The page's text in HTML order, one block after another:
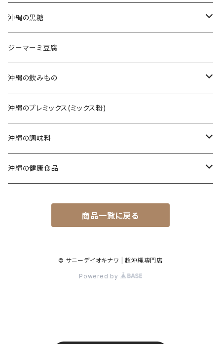
ラフテー(三枚肉)
軟骨ソーキ
てびち(豚足)
じゅーしぃ(沖縄の炊き込みご飯)
タコライス
コンビーフ
ミックスセット
生麺・乾麺
沖縄そばだし
三枚肉そば(ラフテー)
ソーキそば
てびちそば
ミックスそば
沖縄の黒糖
純黒糖
黒糖ナッツ
黒糖菓子
黒糖(その他)
ジーマーミ豆腐
沖縄の飲みもの
さんぴん茶
シークヮーサー
ウコン茶
沖縄のプレミックス(ミックス粉)
沖縄の調味料
唐辛子
沖縄の健康食品
春ウコン + 紫ウコン
商品一覧に戻る
© サニーデイオキナワ | 超沖縄専門店
Powered by